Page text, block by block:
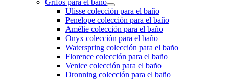
Grifos para el baño
Ulisse colección para el baño
Penelope colección para el baño
Amélie colección para el baño
Onyx colección para el baño
Waterspring colección para el baño
Florence colección para el baño
Venice colección para el baño
Dronning colección para el baño